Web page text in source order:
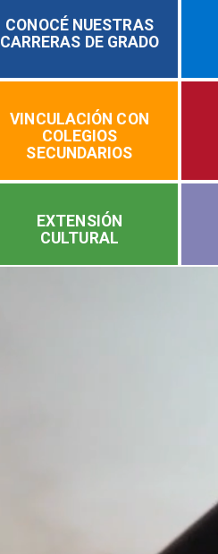
CONOCÉ NUESTRAS
CARRERAS DE GRADO
VINCULACIÓN CON
COLEGIOS
SECUNDARIOS
EXTENSIÓN
CULTURAL